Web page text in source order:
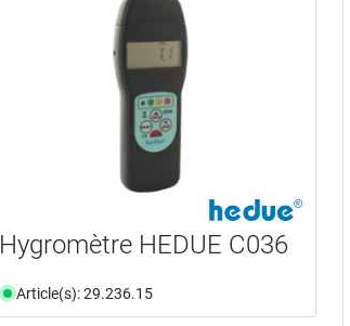
Hygromètre HEDUE C036
Article(s): 29.236.15